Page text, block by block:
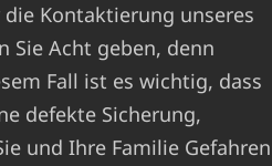
Kontaktierung unseres
Sie Acht geben, denn
Fall ist es wichtig, dass
defekte Sicherung,
und Ihre Familie Gefahren